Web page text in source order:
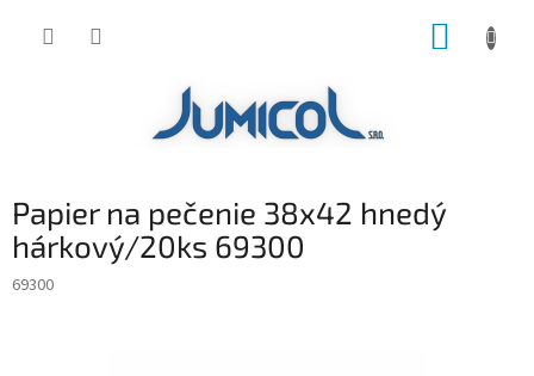
Papier na pečenie 38x42 hnedý
hárkový/20ks 69300
69300